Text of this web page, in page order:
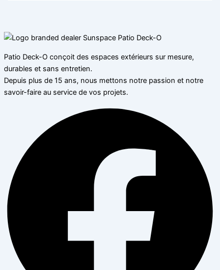
Patio Deck-O conçoit des espaces extérieurs sur mesure,
durables et sans entretien.
Depuis plus de 15 ans, nous mettons notre passion et notre
savoir-faire au service de vos projets.